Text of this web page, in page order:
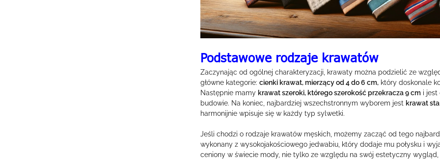
Podstawowe rodzaje krawatów
Zaczynając od ogólnej charakteryzacji, krawaty można podzielić ze
główne kategorie: cienki krawat, mierzący od 4 do 6 cm,który doskonale
Następnie mamy krawat szeroki, którego szerokość przekracza 9 cmi jest
budowie. Na koniec, najbardziej wszechstronnym wyborem jest krawat
harmonijnie wpisuje się w każdy typ sylwetki.
Jeśli chodzi o rodzaje krawatów męskich, możemy zacząć od tego
wykonany z wysokojakościowego jedwabiu, który dodaje mu połysku i
ceniony w świecie mody, nie tylko ze względu na swój estetyczny